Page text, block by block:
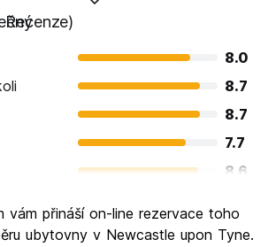
Recenze)
8.0
8.7
8.7
7.7
8.6
8.0
vám přináší on-line rezervace toho
ubytovny v Newcastle upon Tyne.